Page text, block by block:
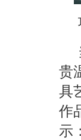
贵
具
作
示